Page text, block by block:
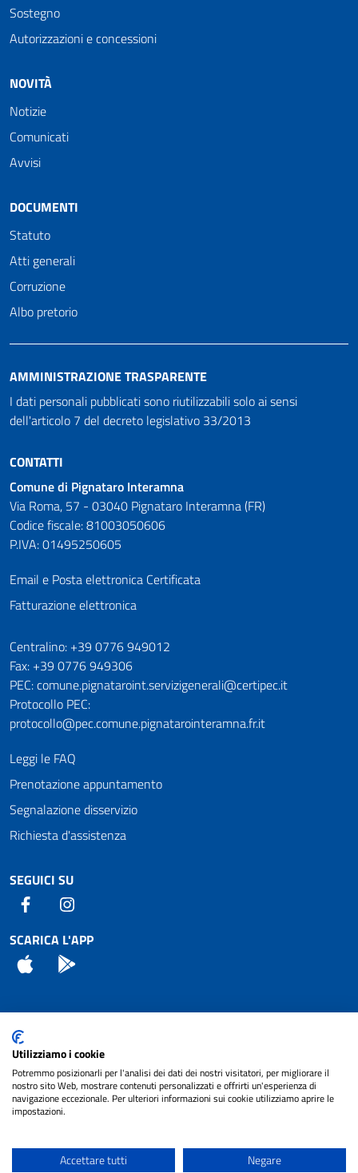
Sostegno
Autorizzazioni e concessioni
NOVITÀ
Notizie
Comunicati
Avvisi
DOCUMENTI
Statuto
Atti generali
Corruzione
Albo pretorio
AMMINISTRAZIONE TRASPARENTE
I dati personali pubblicati sono riutilizzabili solo ai sensi
dell'articolo 7 del decreto legislativo 33/2013
CONTATTI
Comune di Pignataro Interamna
Via Roma, 57 - 03040 Pignataro Interamna (FR)
Codice fiscale: 81003050606
P.IVA: 01495250605
Email e Posta elettronica Certificata
Fatturazione elettronica
Numeri utili
Centralino: +39 0776 949012
Fax: +39 0776 949306
PEC: comune.pignataroint.servizigenerali@certipec.it
Protocollo PEC:
protocollo@pec.comune.pignatarointeramna.fr.it
Leggi le FAQ
Prenotazione appuntamento
Segnalazione disservizio
Richiesta d'assistenza
SEGUICI SU
Facebook
SCARICA L'APP
App Store
Attuazione Misure PNRR
Piano di miglioramento del sito
Note legali
cura diNET SMART
Utilizziamo i cookie
Potremmo posizionarli per l'analisi dei dati dei nostri visitatori, per migliorare il
nostro sito Web, mostrare contenuti personalizzati e offrirti un'esperienza di
navigazione eccezionale. Per ulteriori informazioni sui cookie utilizziamo aprire le
impostazioni.
Accettare tutti Negare